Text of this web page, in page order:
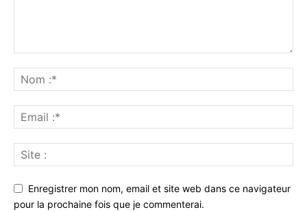
Enregistrer mon nom, email et site web dans ce navigateur
pour la prochaine fois que je commenterai.